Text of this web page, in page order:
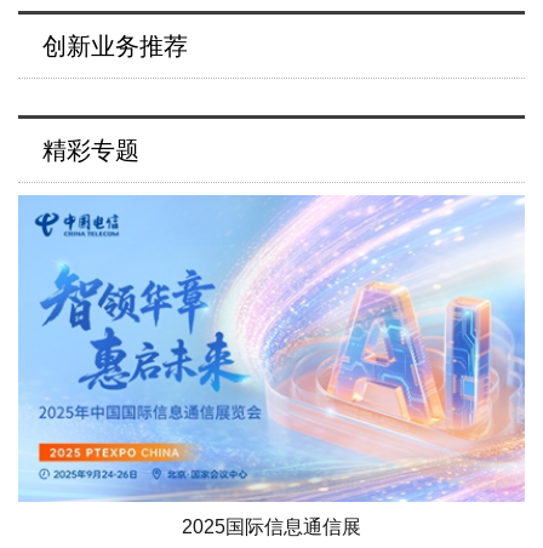
创新业务推荐
精彩专题
2025国际信息通信展